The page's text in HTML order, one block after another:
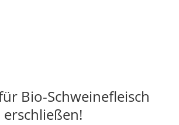
Bio-Schweinefleisch